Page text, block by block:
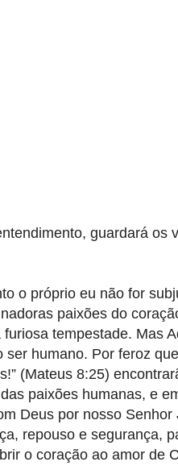
guardará os
o próprio eu não for
paixões do
tempestade. Mas
humano. Por feroz
(Mateus 8:25)
paixões humanas, e
Deus por nosso Senhor
repouso e segurança,
o coração ao amor de